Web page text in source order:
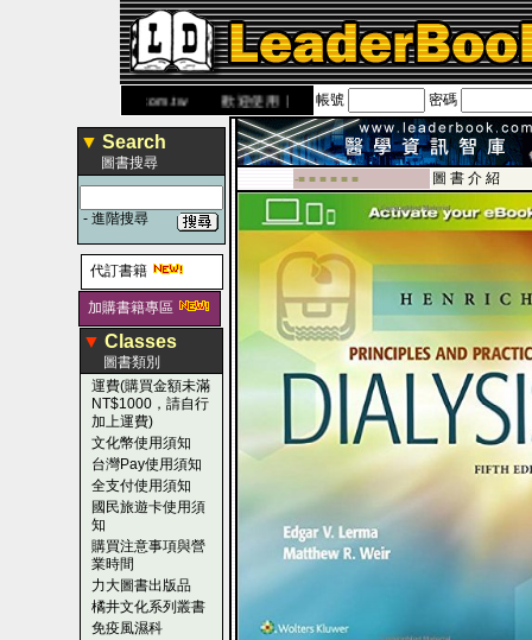
www.leaderbook.com.tw歡迎使用 國民旅遊卡！！
帳號 密碼
▼ Search
圖書搜尋
- 進階搜尋
代訂書籍
加購書籍專區
▼ Classes
圖書類別
運費(購買金額未滿
NT$1000，請自行
加上運費)
文化幣使用須知
台灣Pay使用須知
全支付使用須知
國民旅遊卡使用須
知
購買注意事項與營
業時間
力大圖書出版品
橘井文化系列叢書
免疫風濕科
-■ ■ ■ ■ ■ ■ 圖 書 介 紹